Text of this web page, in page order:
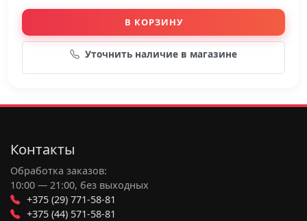
В КОРЗИНУ
Уточнить наличие в магазине
Контакты
Обработка заказов:
10:00 — 21:00, без выходных
+375 (29) 771-58-81
+375 (44) 571-58-81